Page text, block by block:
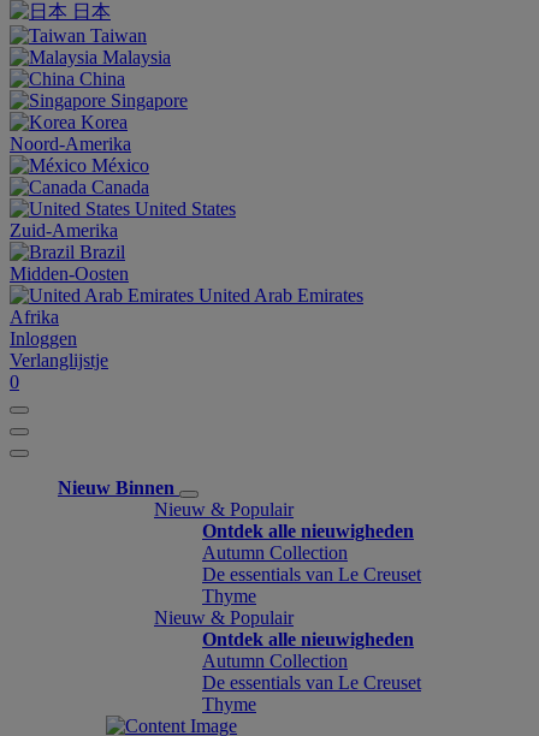
日本
Taiwan
Malaysia
China
Singapore
Korea
Noord-Amerika
México
Canada
United States
Zuid-Amerika
Brazil
Midden-Oosten
United Arab Emirates
Afrika
Inloggen
Verlanglijstje
0
Nieuw Binnen
Nieuw & Populair
Ontdek alle nieuwigheden
Autumn Collection
De essentials van Le Creuset
Thyme
Nieuw & Populair
Ontdek alle nieuwigheden
Autumn Collection
De essentials van Le Creuset
Thyme